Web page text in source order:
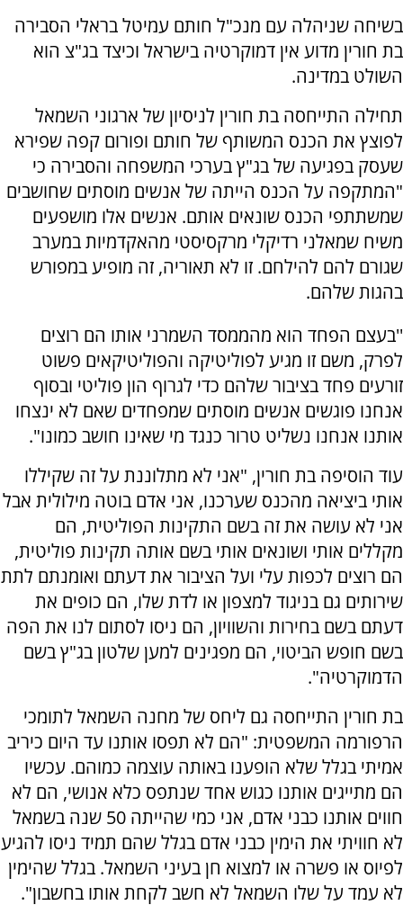
בשיחה שניהלה עם מנכ"ל חותם עמיטל בראלי הסבירה
בת חורין מדוע אין דמוקרטיה בישראל וכיצד בג"צ הוא
השולט במדינה.
תחילה התייחסה בת חורין לניסיון של ארגוני השמאל
לפוצץ את הכנס המשותף של חותם ופורום קפה שפירא
שעסק בפגיעה של בג"ץ בערכי המשפחה והסבירה כי
"המתקפה על הכנס הייתה של אנשים מוסתים שחושבים
שמשתתפי הכנס שונאים אותם. אנשים אלו מושפעים
משיח שמאלני רדיקלי מרקסיסטי מהאקדמיות במערב
שגורם להם להילחם. זו לא תאוריה, זה מופיע במפורש
בהגות שלהם.
''בעצם הפחד הוא מהממסד השמרני אותו הם רוצים
לפרק, משם זו מגיע לפוליטיקה והפוליטיקאים פשוט
זורעים פחד בציבור שלהם כדי לגרוף הון פוליטי ובסוף
אנחנו פוגשים אנשים מוסתים שמפחדים שאם לא ינצחו
אותנו אנחנו נשליט טרור כנגד מי שאינו חושב כמונו".
עוד הוסיפה בת חורין, "אני לא מתלוננת על זה שקיללו
אותי ביציאה מהכנס שערכנו, אני אדם בוטה מילולית אבל
אני לא עושה את זה בשם התקינות הפוליטית, הם
מקללים אותי ושונאים אותי בשם אותה תקינות פוליטית,
הם רוצים לכפות עלי ועל הציבור את דעתם ואומנתם לתת
שירותים גם בניגוד למצפון או לדת שלו, הם כופים את
דעתם בשם בחירות והשוויון, הם ניסו לסתום לנו את הפה
בשם חופש הביטוי, הם מפגינים למען שלטון בג"ץ בשם
הדמוקרטיה".
בת חורין התייחסה גם ליחס של מחנה השמאל לתומכי
הרפורמה המשפטית: "הם לא תפסו אותנו עד היום כיריב
אמיתי בגלל שלא הופענו באותה עוצמה כמוהם. עכשיו
הם מתייגים אותנו כגוש אחד שנתפס כלא אנושי, הם לא
חווים אותנו כבני אדם, אני כמי שהייתה 50 שנה בשמאל
לא חוויתי את הימין כבני אדם בגלל שהם תמיד ניסו להגיע
לפיוס או פשרה או למצוא חן בעיני השמאל. בגלל שהימין
לא עמד על שלו השמאל לא חשב לקחת אותו בחשבון".